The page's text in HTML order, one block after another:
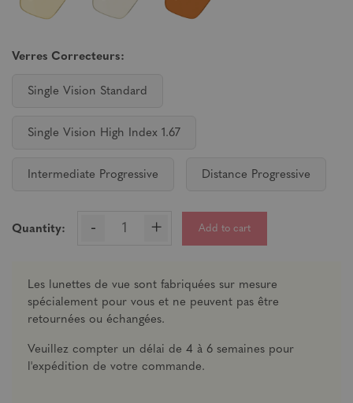
Verres Correcteurs:
Single Vision Standard
Single Vision High Index 1.67
Intermediate Progressive Distance Progressive
Quantity: - + Add to cart
Les lunettes de vue sont fabriquées sur mesure
spécialement pour vous et ne peuvent pas être
retournées ou échangées.
Veuillez compter un délai de 4 à 6 semaines pour
l'expédition de votre commande.